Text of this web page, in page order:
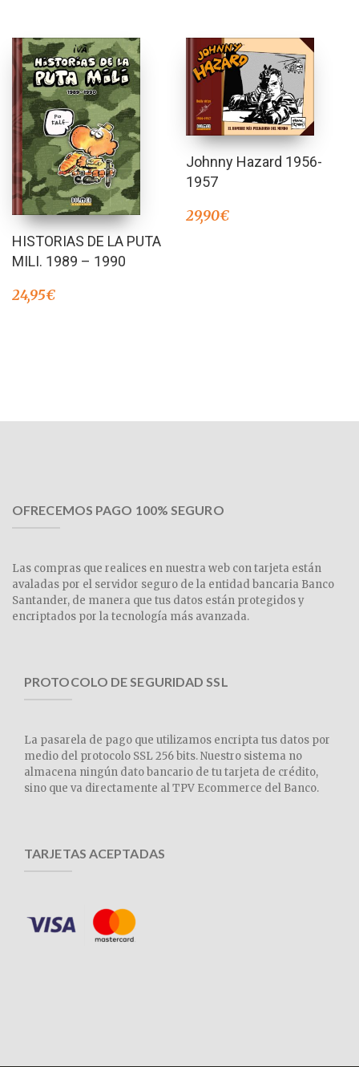
HISTORIAS DE LA PUTA
MILI. 1989 – 1990
24,95€
Johnny Hazard 1956-
1957
29,90€
OFRECEMOS PAGO 100% SEGURO
Las compras que realices en nuestra web con tarjeta están
avaladas por el servidor seguro de la entidad bancaria Banco
Santander, de manera que tus datos están protegidos y
encriptados por la tecnología más avanzada.
PROTOCOLO DE SEGURIDAD SSL
La pasarela de pago que utilizamos encripta tus datos por
medio del protocolo SSL 256 bits. Nuestro sistema no
almacena ningún dato bancario de tu tarjeta de crédito,
sino que va directamente al TPV Ecommerce del Banco.
TARJETAS ACEPTADAS